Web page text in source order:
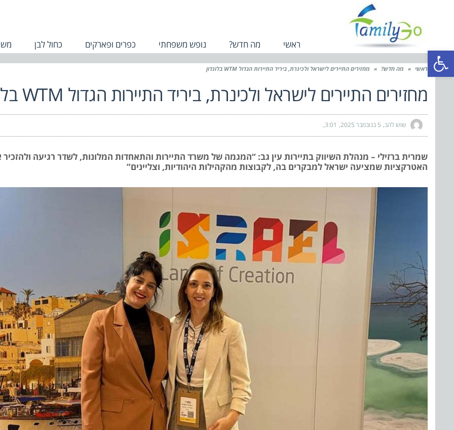
פתח סרגל נגישות ראשי מה חדש? נופש משפחתי כפרים ופארקים כחול לבן
ראשי » מה חדש? » מחזירים התיירים לישראל ולכינרת, ביריד התיירות הגדול WTM בלונדון
מחזירים התיירים לישראל ולכינרת, ביריד התיירות הגדול WTM בלונדון
שוש להב 5 בנובמבר 2025 3:01
שמרית ברזילי – מנהלת השיווק בתיירות עין גב: “המגמה של משרד התיירות והתאחדות המלונות, לשדר רגיעה ולהזכיר
האטרקציות שמציעה ישראל למבקרים בה, לקבוצות מהקהילות היהודיות, וצליינים”